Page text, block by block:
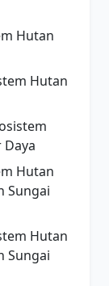
Hutan
Hutan
Hutan
Sungai
Hutan
Sungai